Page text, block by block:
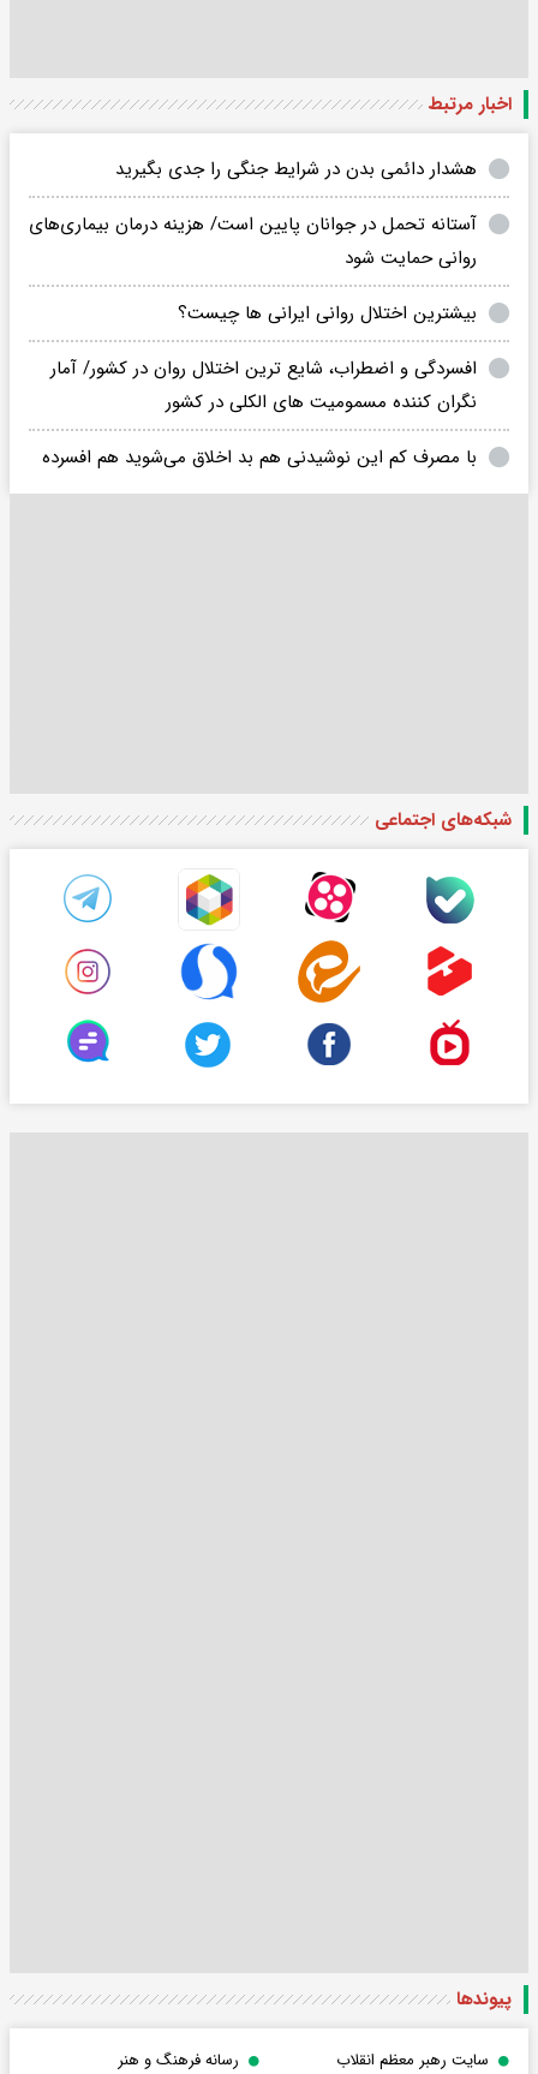
اخبار مرتبط
هشدار دائمی بدن در شرایط جنگی را جدی بگیرید
آستانه تحمل در جوانان پایین است/ هزینه درمان بیماری‌های
روانی حمایت شود
بیشترین اختلال روانی ایرانی ها چیست؟
افسردگی و اضطراب، شایع ترین اختلال روان در کشور/ آمار
نگران کننده مسمومیت های الکلی در کشور
با مصرف کم این نوشیدنی هم بد اخلاق می‌شوید هم افسرده
شبکه‌های اجتماعی
پیوندها
سایت رهبر معظم انقلاب رسانه فرهنگ و هنر